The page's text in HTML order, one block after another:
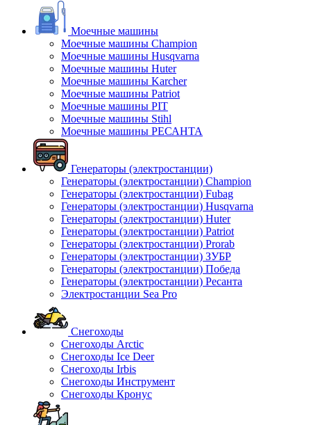
Моечные машины
Моечные машины Champion
Моечные машины Husqvarna
Моечные машины Huter
Моечные машины Karcher
Моечные машины Patriot
Моечные машины PIT
Моечные машины Stihl
Моечные машины РЕСАНТА
Генераторы (электростанции)
Генераторы (электростанции) Champion
Генераторы (электростанции) Fubag
Генераторы (электростанции) Husqvarna
Генераторы (электростанции) Huter
Генераторы (электростанции) Patriot
Генераторы (электростанции) Prorab
Генераторы (электростанции) ЗУБР
Генераторы (электростанции) Победа
Генераторы (электростанции) Ресанта
Электростанции Sea Pro
Снегоходы
Снегоходы Arctic
Снегоходы Ice Deer
Снегоходы Irbis
Снегоходы Инструмент
Снегоходы Кронус